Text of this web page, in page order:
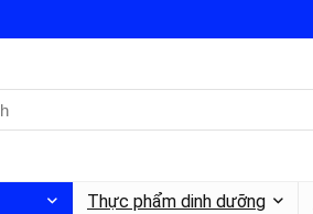
Thực phẩm dinh dưỡng